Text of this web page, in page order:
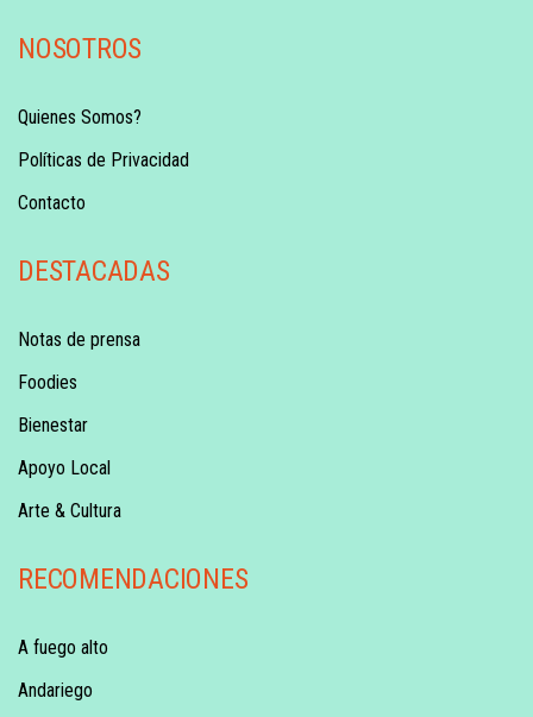
NOSOTROS
Quienes Somos?
Políticas de Privacidad
Contacto
DESTACADAS
Notas de prensa
Foodies
Bienestar
Apoyo Local
Arte & Cultura
RECOMENDACIONES
A fuego alto
Andariego